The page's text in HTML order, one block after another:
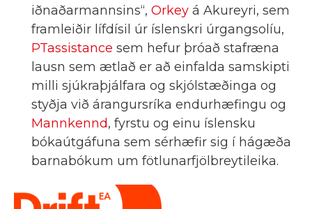
iðnaðarmannsins“, Orkey á Akureyri, sem
framleiðir lífdísil úr íslenskri úrgangsolíu,
PTassistance sem hefur þróað stafræna
lausn sem ætlað er að einfalda samskipti
milli sjúkraþjálfara og skjólstæðinga og
styðja við árangursríka endurhæfingu og
Mannkennd, fyrstu og einu íslensku
bókaútgáfuna sem sérhæfir sig í hágæða
barnabókum um fötlunarfjölbreytileika.